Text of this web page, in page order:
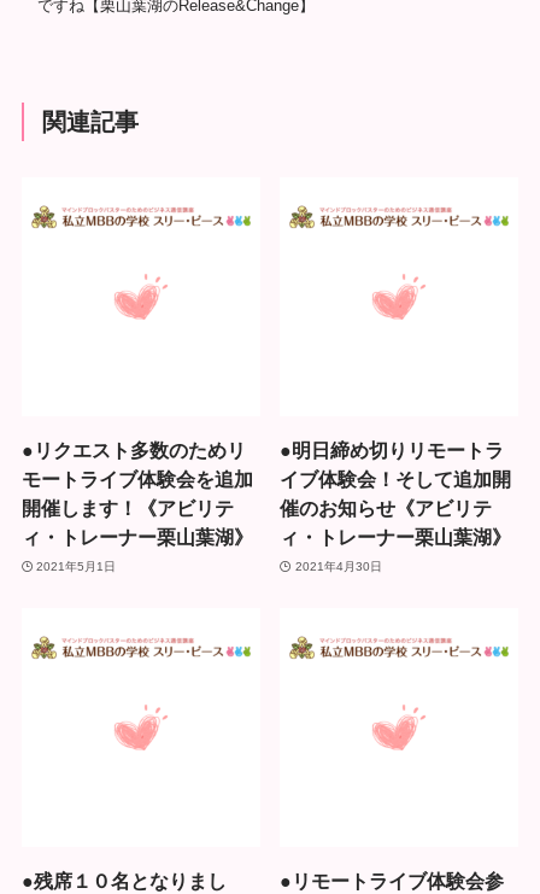
ですね【栗山葉湖のRelease&Change】
関連記事
●リクエスト多数のためリ
モートライブ体験会を追加
開催します！《アビリテ
ィ・トレーナー栗山葉湖》
2021年5月1日
●明日締め切りリモートラ
イブ体験会！そして追加開
催のお知らせ《アビリテ
ィ・トレーナー栗山葉湖》
2021年4月30日
●残席１０名となりまし
●リモートライブ体験会参